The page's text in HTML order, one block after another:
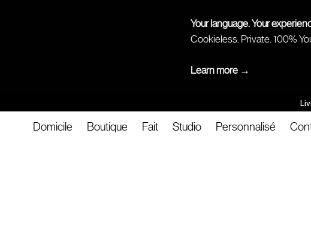
Your language. Your
Cookieless. Private. 100%
Learn more →
Domicile Boutique Fait Studio Personnalisé